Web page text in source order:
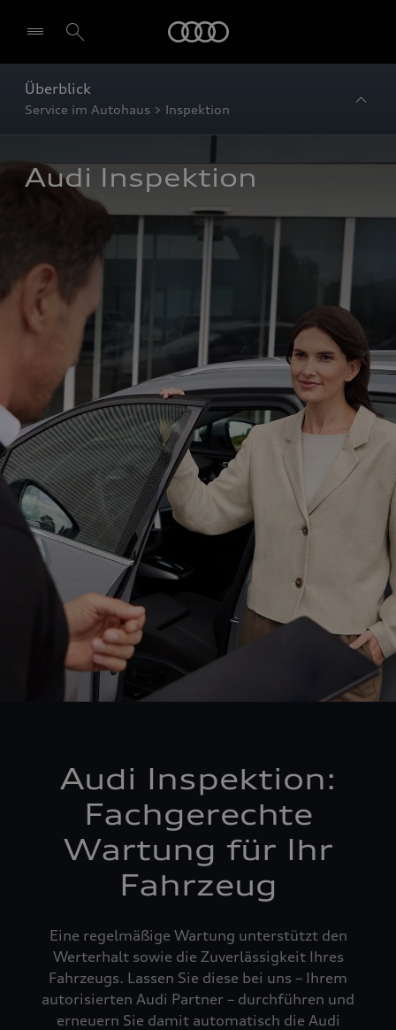
Überblick
Service im Autohaus > Inspektion
Audi Inspektion
Audi Inspektion:
Fachgerechte
Wartung für Ihr
Fahrzeug
Eine regelmäßige Wartung unterstützt den
Werterhalt sowie die Zuverlässigkeit Ihres
Fahrzeugs. Lassen Sie diese bei uns – Ihrem
autorisierten Audi Partner – durchführen und
erneuern Sie damit automatisch die Audi